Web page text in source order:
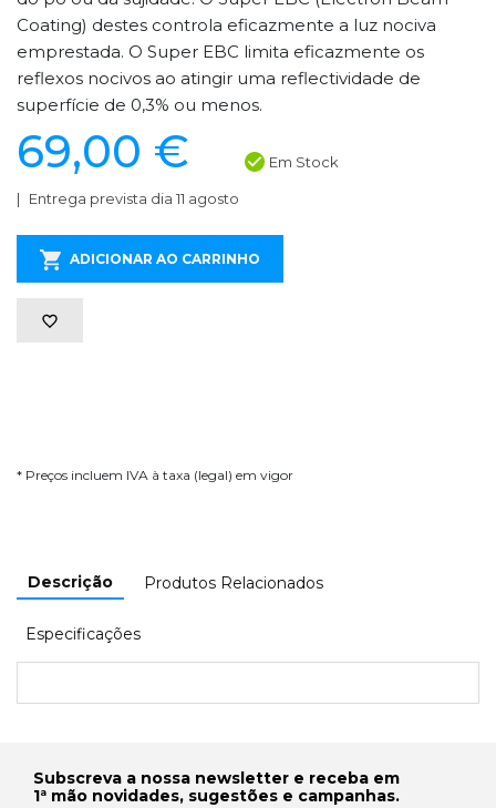
Coating) destes controla eficazmente a luz nociva
emprestada. O Super EBC limita eficazmente os
reflexos nocivos ao atingir uma reflectividade de
superfície de 0,3% ou menos.
69,00 € Em Stock
Entrega prevista dia 11 agosto
ADICIONAR AO CARRINHO
* Preços incluem IVA à taxa (legal) em vigor
Descrição Produtos Relacionados
Especificações
Subscreva a nossa newsletter e receba em
1ª mão novidades, sugestões e campanhas.